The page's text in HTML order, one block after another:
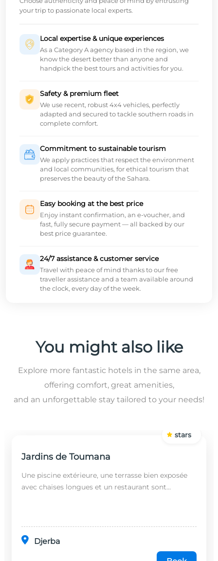
your trip to passionate local experts.
Local expertise & unique experiences
As a Category A agency based in the region, we
know the desert better than anyone and
handpick the best tours and activities for you.
Safety & premium fleet
We use recent, robust 4x4 vehicles, perfectly
adapted and secured to tackle southern roads in
complete comfort.
Commitment to sustainable tourism
We apply practices that respect the environment
and local communities, for ethical tourism that
preserves the beauty of the Sahara.
Easy booking at the best price
Enjoy instant confirmation, an e-voucher, and
fast, fully secure payment — all backed by our
best price guarantee.
24/7 assistance & customer service
Travel with peace of mind thanks to our free
traveller assistance and a team available around
the clock, every day of the week.
You might also like
Explore more fantastic hotels in the same area,
offering comfort, great amenities,
and an unforgettable stay tailored to your needs!
Jardins de Toumana
Une piscine extérieure, une terrasse bien exposée
avec chaises longues et un restaurant sont
Djerba
stars